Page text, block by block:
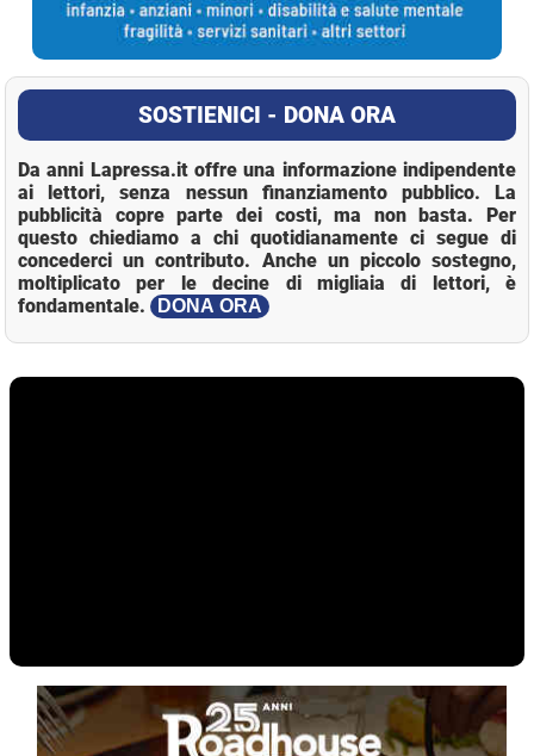
SOSTIENICI - DONA ORA
Da anni Lapressa.it offre una informazione indipendente
ai lettori, senza nessun finanziamento pubblico. La
pubblicità copre parte dei costi, ma non basta. Per
questo chiediamo a chi quotidianamente ci segue di
concederci un contributo. Anche un piccolo sostegno,
moltiplicato per le decine di migliaia di lettori, è
fondamentale.
DONA ORA